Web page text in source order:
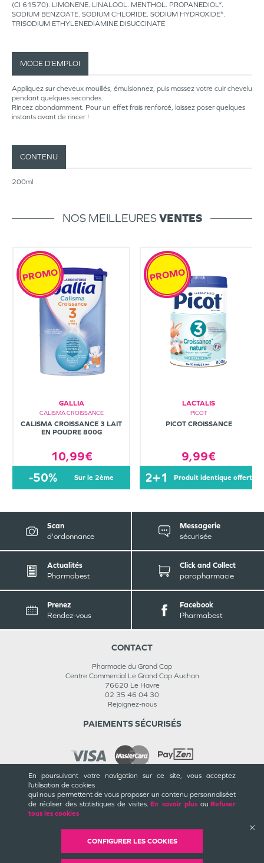
En poursuivant votre navigation sur ce site, vous acceptez
l’utilisation de cookies
qui nous permettent de vous proposer un contenu personnaliséet
de réaliser des statistiques de visites. En savoir plusou Refuser
tous les cookies
CONFIGURER LES COOKIES
(CI 61570). LIMONENE. LINALOOL. MENTHOL. PROPANEDIOL*.
SODIUM BENZOATE. SODIUM CHLORIDE. SODIUM HYDROXIDE*.
TRISODIUM ETHYLENEDIAMINE DISUCCINATE
MODE D’EMPLOI
Appliquez sur cheveux mouillés, émulsionnez, puis massez votre cuir chevelu
pendant quelques secondes.
Rincez abondamment. Pour un effet frais renforcé, laissez poser quelques
instants avant de rincer !
CONTENU
200ml
NOS MEILLEURESVENTES
GALLIA
CALISMA CROISSANCE
CALISMA CROISSANCE 3 LAIT
EN POUDRE 800G
10,99€
PROMO
-50% sur le 2ème
LACTALIS
PICOT
PICOT CROISSANCE
9,99€
PROMO
2+1 produit identique offert
Scan
d'ordonnance
Messagerie
sécurisée
Actualités
Pharmabest
Click and Collect
parapharmacie
Prenez
Rendez-vous
Facebook
Pharmabest
CONTACT
Pharmacie du Grand Cap
Centre Commercial Le Grand Cap Auchan
76620 Le Havre
02 35 46 04 30
Rejoignez-nous
CGU / CGV
Rappels de produits
PAIEMENTS SÉCURISÉS